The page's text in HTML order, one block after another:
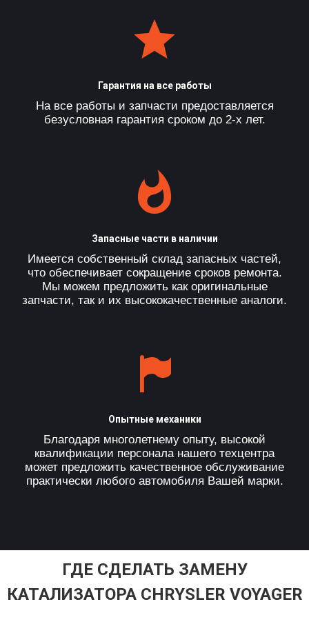
Гарантия на все работы
На все работы и запчасти предоставляется
безусловная гарантия сроком до 2-х лет.
Запасные части в наличии
Имеется собственный склад запасных частей,
что обеспечивает сокращение сроков ремонта.
Мы можем предложить как оригинальные
запчасти, так и их высококачественные аналоги.
Опытные механики
Благодаря многолетнему опыту, высокой
квалификации персонала нашего техцентра
может предложить качественное обслуживание
практически любого автомобиля Вашей марки.
ГДЕ СДЕЛАТЬ ЗАМЕНУ
КАТАЛИЗАТОРА CHRYSLER VOYAGER